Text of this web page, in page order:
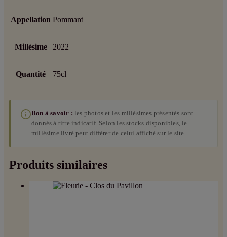
Appellation Pommard
Millésime 2022
Quantité 75cl
Bon à savoir : les photos et les millésimes présentés sont
donnés à titre indicatif. Selon les stocks disponibles, le
millésime livré peut différer de celui affiché sur le site.
Produits similaires